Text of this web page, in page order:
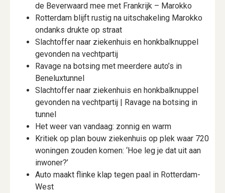
de Beverwaard mee met Frankrijk – Marokko
Rotterdam blijft rustig na uitschakeling Marokko
ondanks drukte op straat
Slachtoffer naar ziekenhuis en honkbalknuppel
gevonden na vechtpartij
Ravage na botsing met meerdere auto’s in
Beneluxtunnel
Slachtoffer naar ziekenhuis en honkbalknuppel
gevonden na vechtpartij | Ravage na botsing in
tunnel
Het weer van vandaag: zonnig en warm
Kritiek op plan bouw ziekenhuis op plek waar 720
woningen zouden komen: ‘Hoe leg je dat uit aan
inwoner?’
Auto maakt flinke klap tegen paal in Rotterdam-
West